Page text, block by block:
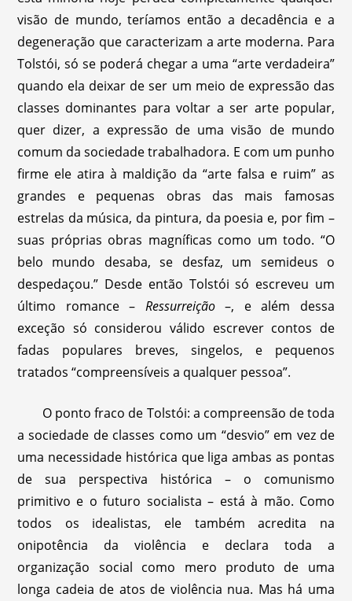
visão de mundo, teríamos então a decadência e a
degeneração que caracterizam a arte moderna. Para
Tolstói, só se poderá chegar a uma “arte verdadeira”
quando ela deixar de ser um meio de expressão das
classes dominantes para voltar a ser arte popular,
quer dizer, a expressão de uma visão de mundo
comum da sociedade trabalhadora. E com um punho
firme ele atira à maldição da “arte falsa e ruim” as
grandes e pequenas obras das mais famosas
estrelas da música, da pintura, da poesia e, por fim –
suas próprias obras magníficas como um todo. “O
belo mundo desaba, se desfaz, um semideus o
despedaçou.” Desde então Tolstói só escreveu um
último romance – Ressurreição–, e além dessa
exceção só considerou válido escrever contos de
fadas populares breves, singelos, e pequenos
tratados “compreensíveis a qualquer pessoa”.
O ponto fraco de Tolstói: a compreensão de toda
a sociedade de classes como um “desvio” em vez de
uma necessidade histórica que liga ambas as pontas
de sua perspectiva histórica – o comunismo
primitivo e o futuro socialista – está à mão. Como
todos os idealistas, ele também acredita na
onipotência da violência e declara toda a
organização social como mero produto de uma
longa cadeia de atos de violência nua. Mas há uma